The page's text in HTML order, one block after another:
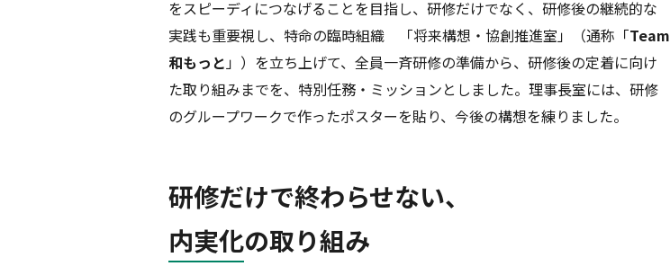
をスピーディにつなげることを目指し、研修だけでなく、研修後の継続的な
実践も重要視し、特命の臨時組織 「将来構想・協創推進室」（通称「Team
和もっと」）を立ち上げて、全員一斉研修の準備から、研修後の定着に向け
た取り組みまでを、特別任務・ミッションとしました。理事長室には、研修
のグループワークで作ったポスターを貼り、今後の構想を練りました。
研修だけで終わらせない、
内実化の取り組み